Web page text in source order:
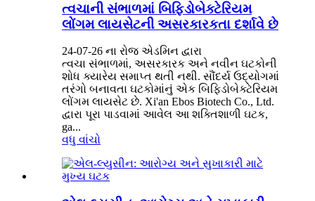
ત્વચાની સંભાળમાં બિફિડોબેક્ટેરિયમ
લોંગમ લાયસેટની અસરકારકતા દર્શાવે છે
24-07-26 ના રોજ એડમિન દ્વારા
ત્વચા સંભાળમાં, અસરકારક અને નવીન ઘટકોની
શોધ ક્યારેય સમાપ્ત થતી નથી. સૌંદર્ય ઉદ્યોગમાં
તરંગો બનાવતા ઘટકોમાંનું એક બિફિડોબેક્ટેરિયમ
લોંગમ લાયસેટ છે. Xi'an Ebos Biotech Co., Ltd.
દ્વારા પૂરા પાડવામાં આવેલ આ શક્તિશાળી ઘટક,
ga...
વધુ વાંચો